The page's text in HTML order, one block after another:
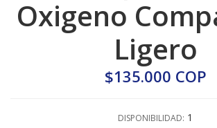
Oxigeno
Ligero
$135.000 COP
DISPONIBILIDAD: 1